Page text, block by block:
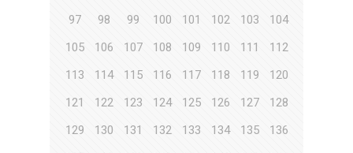
97
98 99 100 101 102 103
104
105
106 107 108 109 110 111
112
113
114 115 116 117 118 119
120
121
122 123 124 125 126 127
128
129
130 131 132 133 134 135
136